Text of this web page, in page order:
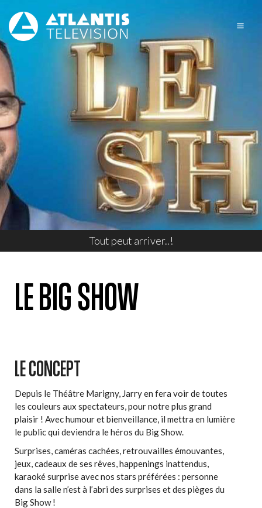
Tout peut arriver..!
LE BIG SHOW
LE CONCEPT
Depuis le Théâtre Marigny, Jarry en fera voir de toutes
les couleurs aux spectateurs, pour notre plus grand
plaisir ! Avec humour et bienveillance, il mettra en lumière
le public qui deviendra le héros du Big Show.
Surprises, caméras cachées, retrouvailles émouvantes,
jeux, cadeaux de ses rêves, happenings inattendus,
karaoké surprise avec nos stars préférées : personne
dans la salle n’est à l’abri des surprises et des pièges du
Big Show !